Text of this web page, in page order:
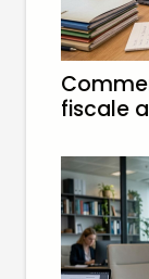
fiscale